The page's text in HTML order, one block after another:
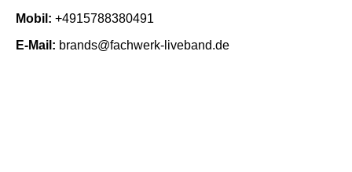
Mobil: +4915788380491
E-Mail: brands@fachwerk-liveband.de